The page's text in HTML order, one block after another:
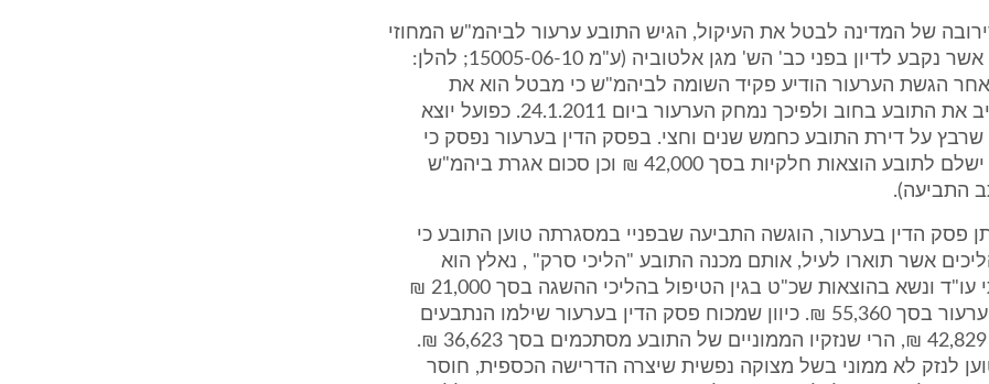
של המדינה לבטל את העיקול, הגיש התובע ערעור לביהמ"ש המחוזי
בת"א, ערעור אשר נקבע לדיון בפני כב' הש' מגן אלטוביה (ע"מ 15005-06-10; להלן:
הגשת הערעור הודיע פקיד השומה לביהמ"ש כי מבטל הוא את
החלטתו לחייב את התובע בחוב ולפיכך נמחק הערעור ביום 24.1.2011. כפועל יוצא
שרבץ על דירת התובע כחמש שנים וחצי. בפסק הדין בערעור נפסק כי
פקיד השומה ישלם לתובע הוצאות חלקיות בסך 42,000 ₪ וכן סכום אגרת ביהמ"ש
התביעה).
פסק הדין בערעור, הוגשה התביעה שבפניי במסגרתה טוען התובע כי
אשר תוארו לעיל, אותם מכנה התובע "הליכי סרק" , נאלץ הוא
לשכור שירותי עו"ד ונשא בהוצאות שכ"ט בגין הטיפול בהליכי ההשגה בסך 21,000 ₪
ושכ"ט בגין הערעור בסך 55,360 ₪. כיוון שמכוח פסק הדין בערעור שילמו הנתבעים
הוצאות בסך 42,829 ₪, הרי שנזקיו הממוניים של התובע מסתכמים בסך 36,623 ₪.
לנזק לא ממוני בשל מצוקה נפשית שיצרה הדרישה הכספית, חוסר